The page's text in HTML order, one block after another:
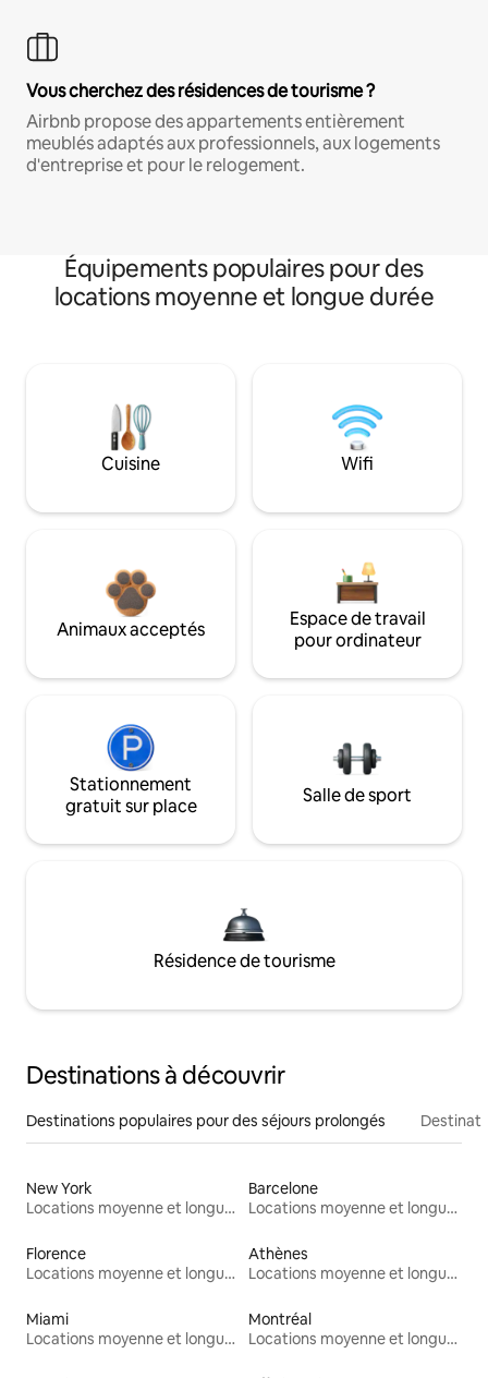
Vous cherchez des résidences de tourisme ?
Airbnb propose des appartements entièrement
meublés adaptés aux professionnels, aux logements
d'entreprise et pour le relogement.
Équipements populaires pour des
locations moyenne et longue durée
Cuisine Wifi
Animaux acceptés
Espace de travail
pour ordinateur
Stationnement
gratuit sur place
Salle de sport
Résidence de tourisme
Destinations à découvrir
Destinations populaires pour des séjours prolongés
New York
Locations moyenne et longue durée
Barcelone
Locations moyenne et longue durée
Florence
Locations moyenne et longue durée
Athènes
Locations moyenne et longue durée
Miami
Locations moyenne et longue durée
Montréal
Locations moyenne et longue durée